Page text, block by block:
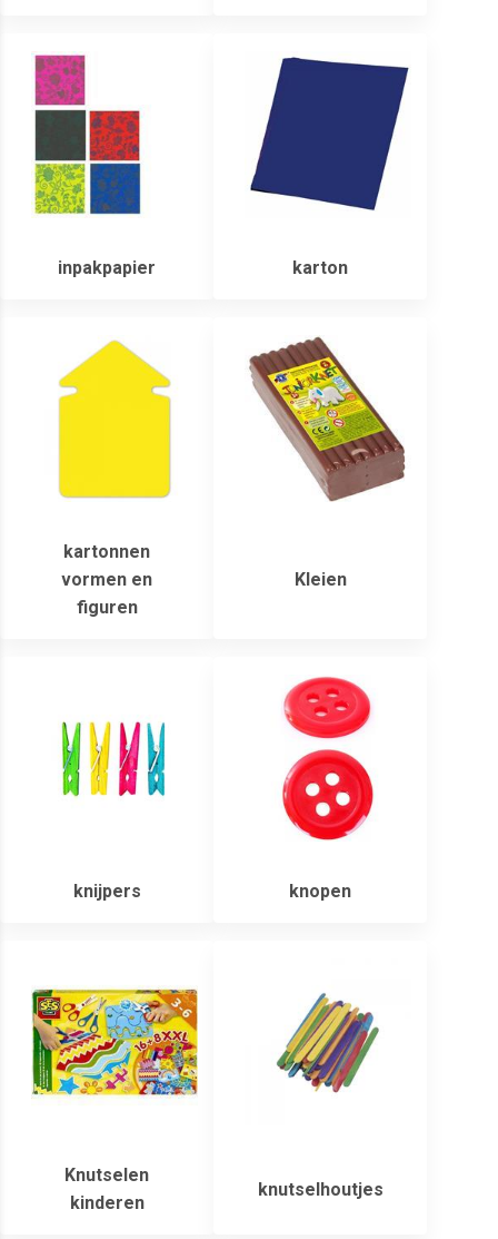
inpakpapier karton
kartonnen
vormen en
figuren
Kleien
knijpers knopen
Knutselen
kinderen
knutselhoutjes